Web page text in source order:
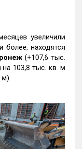
увеличили
находятся
(+107,6 тыс.
103,8 тыс. кв. м
м).